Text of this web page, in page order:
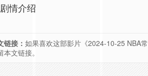
剧情介绍
链接： 如果喜欢这部影片《2024-10-25 NBA
本文链接。